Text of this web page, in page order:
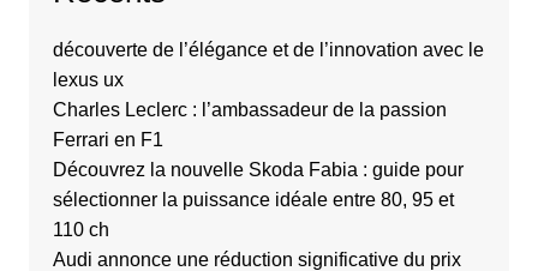
découverte de l’élégance et de l’innovation avec le
lexus ux
Charles Leclerc : l’ambassadeur de la passion
Ferrari en F1
Découvrez la nouvelle Skoda Fabia : guide pour
sélectionner la puissance idéale entre 80, 95 et
110 ch
Audi annonce une réduction significative du prix